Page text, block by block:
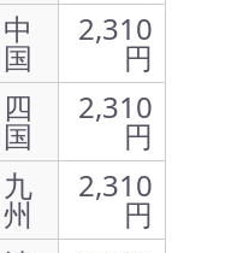
中
国
2,310
円
四
国
2,310
円
九
州
2,310
円